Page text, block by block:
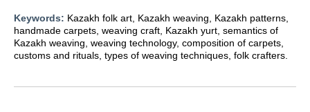
Keywords: Kazakh folk art, Kazakh weaving, Kazakh patterns,
handmade carpets, weaving craft, Kazakh yurt, semantics of
Kazakh weaving, weaving technology, composition of carpets,
customs and rituals, types of weaving techniques, folk crafters.